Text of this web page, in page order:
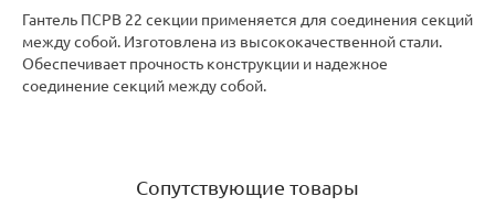
Гантель ПСРВ 22 секции применяется для соединения секций
между собой. Изготовлена из высококачественной стали.
Обеспечивает прочность конструкции и надежное
соединение секций между собой.
Сопутствующие товары